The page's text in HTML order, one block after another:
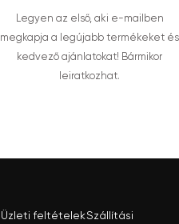
Legyen az első, aki e-mailben
megkapja a legújabb termékeket és
kedvező ajánlatokat! Bármikor
leiratkozhat.
Üzleti feltételekSzállítási